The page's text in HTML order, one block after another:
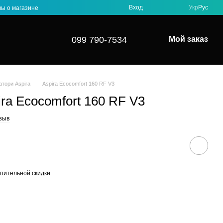
о магазине Вход Укр Рус
099 790-7534 Мой заказ
Aspira Aspira Ecocomfort 160 RF V3
Ecocomfort 160 RF V3
скидки